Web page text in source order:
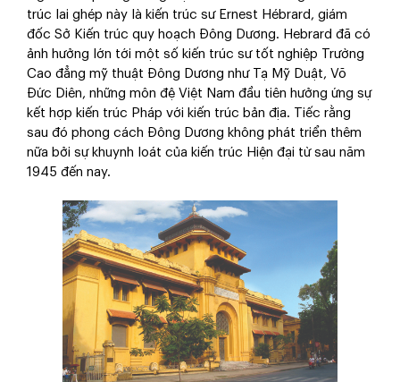
trúc lai ghép này là kiến trúc sư Ernest Hébrard, giám
đốc Sở Kiến trúc quy hoạch Đông Dương. Hebrard đã có
ảnh hưởng lớn tới một số kiến trúc sư tốt nghiệp Trường
Cao đẳng mỹ thuật Đông Dương như Tạ Mỹ Duật, Võ
Đức Diên, những môn đệ Việt Nam đầu tiên hưởng ứng sự
kết hợp kiến trúc Pháp với kiến trúc bản địa. Tiếc rằng
sau đó phong cách Đông Dương không phát triển thêm
nữa bởi sự khuynh loát của kiến trúc Hiện đại từ sau năm
1945 đến nay.